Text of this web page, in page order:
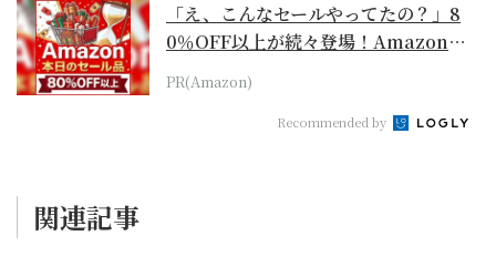
「え、こんなセールやってたの？」8
0％OFF以上が続々登場！Amazonの
本気が...
PR(Amazon)
Recommended by
関連記事